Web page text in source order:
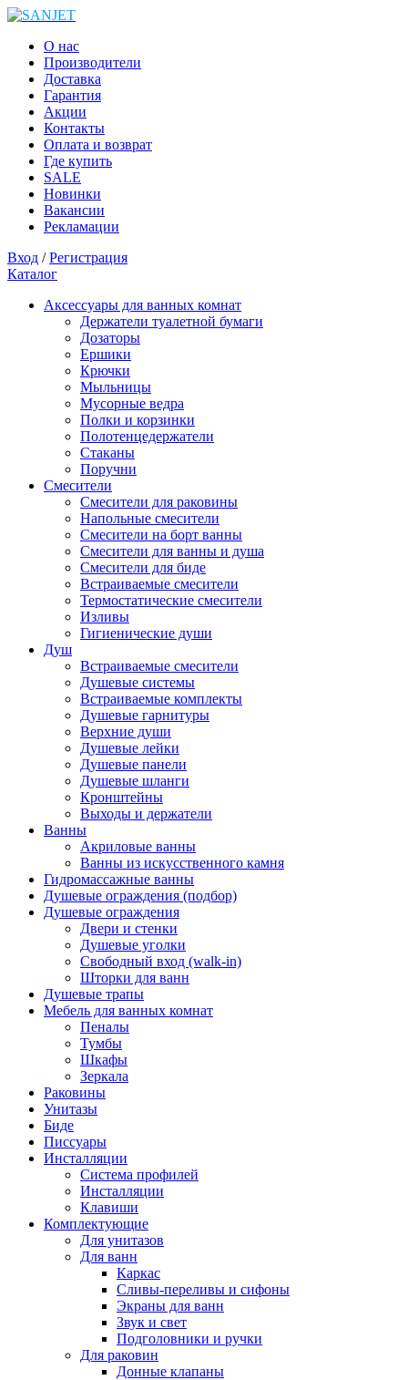
О нас
Производители
Доставка
Гарантия
Акции
Контакты
Оплата и возврат
Где купить
SALE
Новинки
Вакансии
Рекламации
Вход /Регистрация
Каталог
Аксессуары для ванных комнат
Держатели туалетной бумаги
Дозаторы
Ершики
Крючки
Мыльницы
Мусорные ведра
Полки и корзинки
Полотенцедержатели
Стаканы
Поручни
Смесители
Смесители для раковины
Напольные смесители
Смесители на борт ванны
Смесители для ванны и душа
Смесители для биде
Встраиваемые смесители
Термостатические смесители
Изливы
Гигиенические души
Душ
Встраиваемые смесители
Душевые системы
Встраиваемые комплекты
Душевые гарнитуры
Верхние души
Душевые лейки
Душевые панели
Душевые шланги
Кронштейны
Выходы и держатели
Ванны
Акриловые ванны
Ванны из искусственного камня
Гидромассажные ванны
Душевые ограждения (подбор)
Душевые ограждения
Двери и стенки
Душевые уголки
Свободный вход (walk-in)
Шторки для ванн
Душевые трапы
Мебель для ванных комнат
Пеналы
Тумбы
Шкафы
Зеркала
Раковины
Унитазы
Биде
Писсуары
Инсталляции
Система профилей
Инсталляции
Клавиши
Комплектующие
Для унитазов
Для ванн
Каркас
Сливы-переливы и сифоны
Экраны для ванн
Звук и свет
Подголовники и ручки
Для раковин
Донные клапаны